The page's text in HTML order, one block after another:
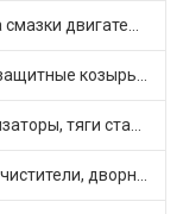
Система смазки двигателя (8)
Солнцезащитные козырьки для салона автомобиля (1)
Стабилизаторы, тяги стабилизатора, стойки стабилиз (5)
Стеклоочистители, дворники (2)